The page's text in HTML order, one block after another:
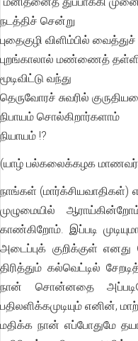
நடத்திச் சென்று
புதைகுழி விளிம்பில் வைத்துச்
புறங்காலால் மண்ணைத்
மூடிவிட்டு வந்து
தெருவோரச் சுவரில்
நிபாயம் சொல்கிறார்களாம்
நியாயம் !?
(யாழ் பல்கலைக்கழக
நாங்கள் (மார்க்சியவாதிகள்)
முழுமையில்
காண்கிறோம். இப்படி
அடைப்புக் குறிக்குள்
திரித்தும் கல்வெட்டில்
நான் சொன்னதை
பதிலளிக்கமுடியும் எனின்,
மதிக்க நான் எப்போதுமே